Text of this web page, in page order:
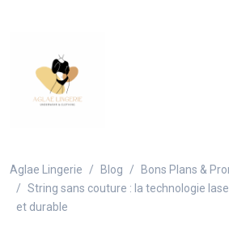
Aglae Lingerie Blog
Bons Plans &
String sans couture : la technologie
et durable